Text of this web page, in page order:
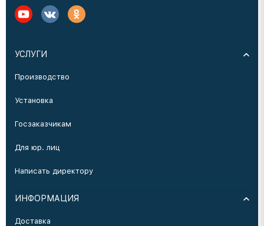
УСЛУГИ
Производство
Установка
Госзаказчикам
Для юр. лиц
Написать директору
ИНФОРМАЦИЯ
Доставка